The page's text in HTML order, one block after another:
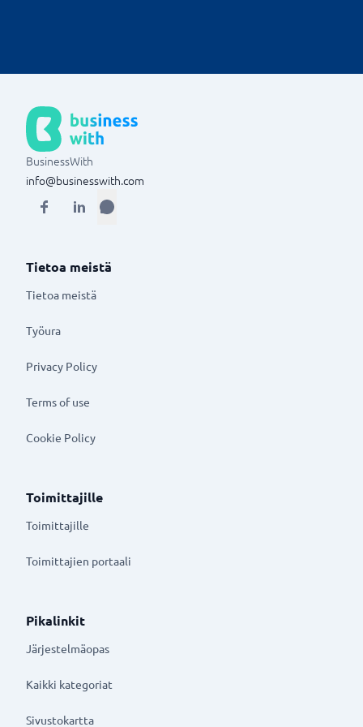
BusinessWith
info@businesswith.com
Tietoa meistä
Tietoa meistä
Työura
Privacy Policy
Terms of use
Cookie Policy
Toimittajille
Toimittajille
Toimittajien portaali
Pikalinkit
Järjestelmäopas
Kaikki kategoriat
Sivustokartta